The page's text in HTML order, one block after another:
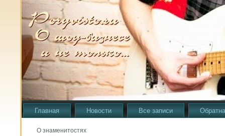
Главная Новости Все записи
О знаменитостях